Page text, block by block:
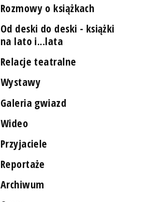
Rozmowy o książkach
Od deski do deski - książki
na lato i...lata
Relacje teatralne
Wystawy
Galeria gwiazd
Wideo
Przyjaciele
Reportaże
Archiwum